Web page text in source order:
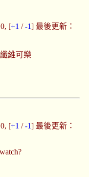
[+1 /-1] 最後更新：
維可樂
[+1 /-1] 最後更新：